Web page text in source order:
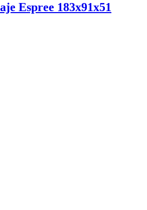
Espree 183x91x51